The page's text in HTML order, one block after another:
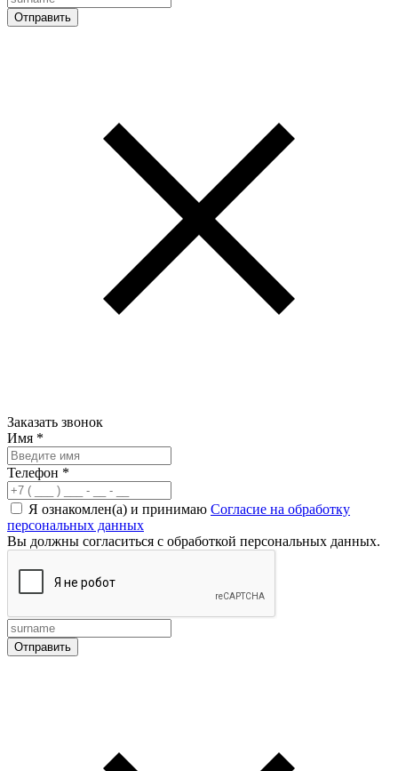
Заказать звонок
Имя *
Телефон *
Я ознакомлен(а) и принимаю Согласие на обработку
персональных данных
Вы должны согласиться с обработкой персональных данных.